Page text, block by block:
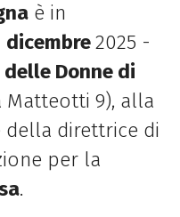
è in
dicembre2025 -
delle Donne di
Matteotti 9), alla
della direttrice di
per la
.